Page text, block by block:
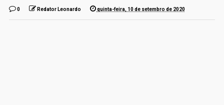
0 Redator Leonardo quinta-feira, 10 de setembro de 2020